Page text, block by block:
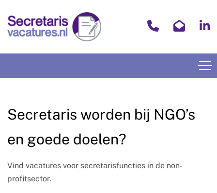
Secretaris worden bij NGO’s
en goede doelen?
Vind vacatures voor secretarisfuncties in de non-
profitsector.